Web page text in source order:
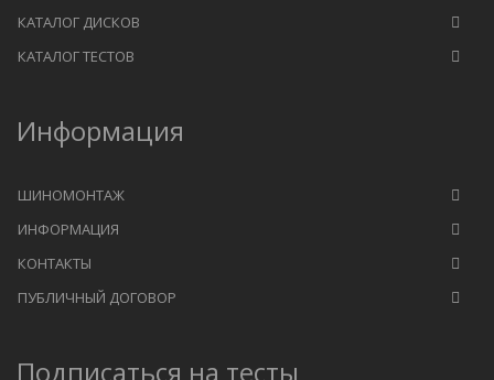
КАТАЛОГ ДИСКОВ
КАТАЛОГ ТЕСТОВ
Информация
ШИНОМОНТАЖ
ИНФОРМАЦИЯ
КОНТАКТЫ
ПУБЛИЧНЫЙ ДОГОВОР
Подписаться на тесты